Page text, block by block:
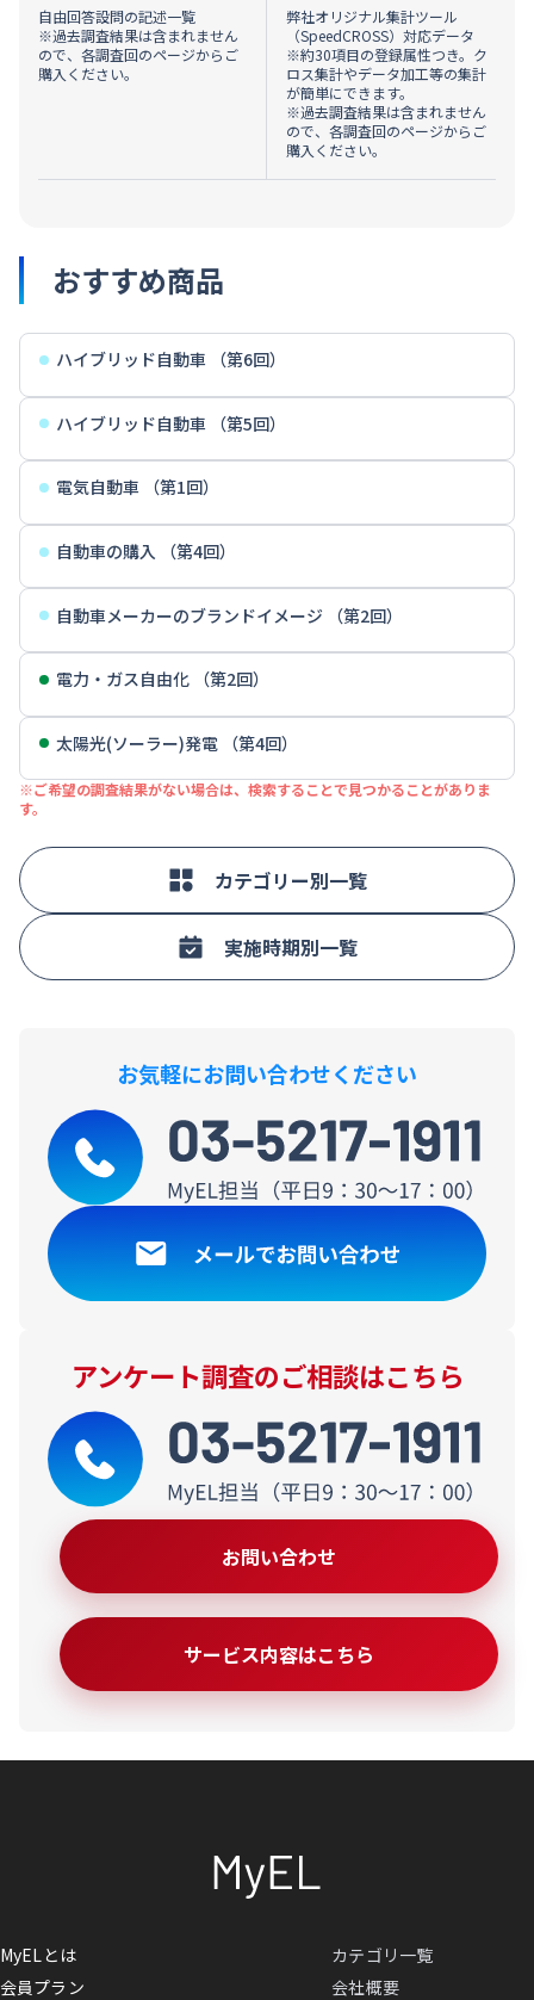
自由回答設問の記述一覧
※過去調査結果は含まれません
ので、各調査回のページからご
購入ください。
弊社オリジナル集計ツール
（SpeedCROSS）対応データ
※約30項目の登録属性つき。ク
ロス集計やデータ加工等の集計
が簡単にできます。
※過去調査結果は含まれません
ので、各調査回のページからご
購入ください。
おすすめ商品
ハイブリッド自動車 （第6回）
ハイブリッド自動車 （第5回）
電気自動車 （第1回）
自動車の購入 （第4回）
自動車メーカーのブランドイメージ （第2回）
電力・ガス自由化 （第2回）
太陽光(ソーラー)発電 （第4回）
※ご希望の調査結果がない場合は、検索することで見つかることがありま
す。
カテゴリー別一覧
実施時期別一覧
お気軽にお問い合わせください
アンケート調査のご相談はこちら
お問い合わせ
サービス内容はこちら
MyELとは
会員プラン
カテゴリ一覧
会社概要